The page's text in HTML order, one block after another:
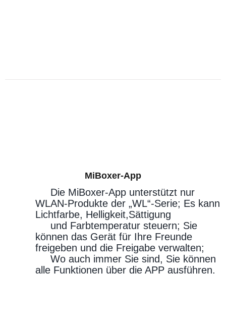
MiBoxer-App
Die MiBoxer-App unterstützt nur
WLAN-Produkte der „WL“-Serie; Es kann
Lichtfarbe, Helligkeit,Sättigung
und Farbtemperatur steuern; Sie
können das Gerät für Ihre Freunde
freigeben und die Freigabe verwalten;
Wo auch immer Sie sind, Sie können
alle Funktionen über die APP ausführen.